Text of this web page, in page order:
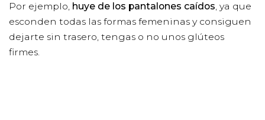
Por ejemplo, huye de los pantalones caídos, ya que
esconden todas las formas femeninas y consiguen
dejarte sin trasero, tengas o no unos glúteos
firmes.